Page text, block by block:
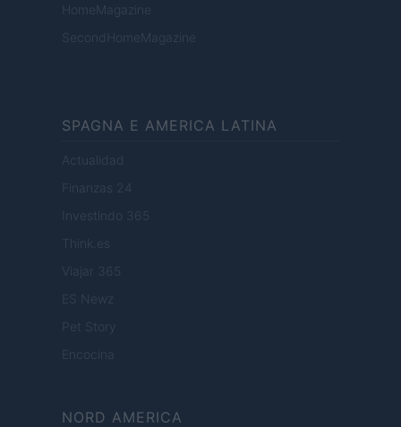
HomeMagazine
SecondHomeMagazine
SPAGNA E AMERICA LATINA
Actualidad
Finanzas 24
Investindo 365
Think.es
Viajar 365
ES Newz
Pet Story
Encocina
NORD AMERICA